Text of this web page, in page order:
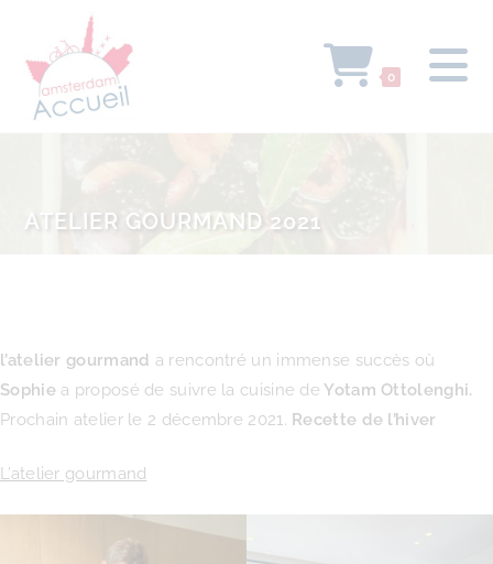
0
ATELIER GOURMAND 2021
l’atelier gourmand a rencontré un immense succès où
Sophie a proposé de suivre la cuisine de Yotam Ottolenghi.
Prochain atelier le 2 décembre 2021. Recette de l’hiver
L’atelier gourmand